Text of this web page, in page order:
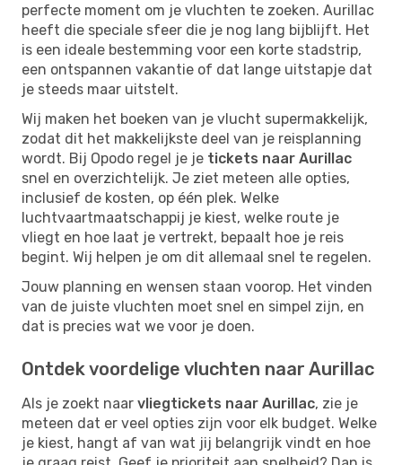
perfecte moment om je vluchten te zoeken. Aurillac
heeft die speciale sfeer die je nog lang bijblijft. Het
is een ideale bestemming voor een korte stadstrip,
een ontspannen vakantie of dat lange uitstapje dat
je steeds maar uitstelt.
Wij maken het boeken van je vlucht supermakkelijk,
zodat dit het makkelijkste deel van je reisplanning
wordt. Bij Opodo regel je je tickets naar Aurillac
snel en overzichtelijk. Je ziet meteen alle opties,
inclusief de kosten, op één plek. Welke
luchtvaartmaatschappij je kiest, welke route je
vliegt en hoe laat je vertrekt, bepaalt hoe je reis
begint. Wij helpen je om dit allemaal snel te regelen.
Jouw planning en wensen staan voorop. Het vinden
van de juiste vluchten moet snel en simpel zijn, en
dat is precies wat we voor je doen.
Ontdek voordelige vluchten naar Aurillac
Als je zoekt naar vliegtickets naar Aurillac, zie je
meteen dat er veel opties zijn voor elk budget. Welke
je kiest, hangt af van wat jij belangrijk vindt en hoe